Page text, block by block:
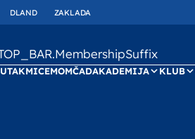
DLAND ZAKLADA
UTAKMICEMOMČADAKADEMIJA KLUB